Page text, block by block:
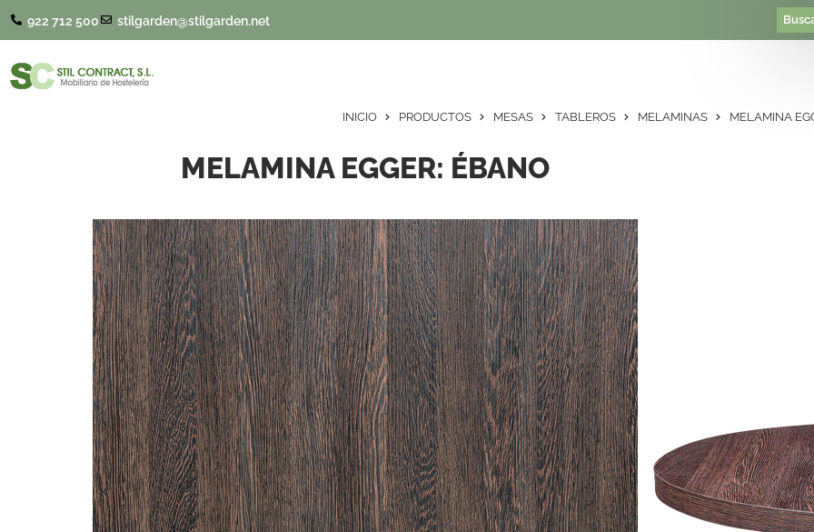
922 712 500 stilgarden@stilgarden.net
INICIO PRODUCTOS MESAS TABLEROS MELAMINAS MELAMINA
MELAMINA EGGER: ÉBANO